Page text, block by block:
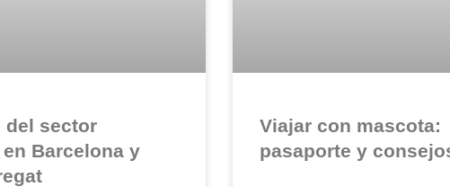
del sector
Barcelona y
Viajar con mascota:
pasaporte y